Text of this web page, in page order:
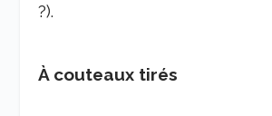
?).
À couteaux tirés